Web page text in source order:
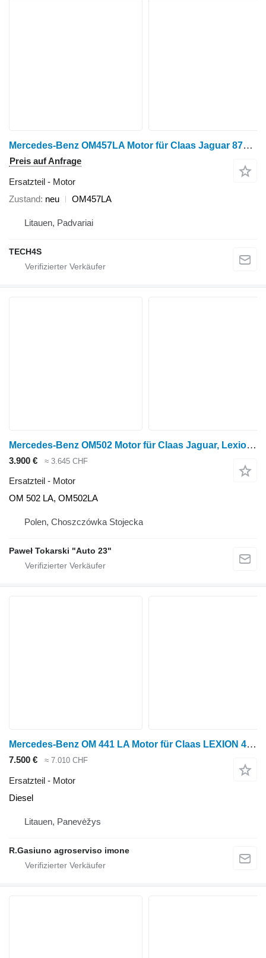
Mercedes-Benz OM457LA Motor für Claas Jaguar 870 Feldhäcksler
Preis auf Anfrage
Ersatzteil - Motor
Zustand neu OM457LA
Litauen, Padvariai
TECH4S
Mercedes-Benz OM502 Motor für Claas Jaguar, Lexion Mähdrescher
3.900 € ≈ 3.645 CHF
Ersatzteil - Motor
OM 502 LA, OM502LA
Polen, Choszczówka Stojecka
Paweł Tokarski "Auto 23"
Mercedes-Benz OM 441 LA Motor für Claas LEXION 480TT Getreideernter
7.500 € ≈ 7.010 CHF
Ersatzteil - Motor
Diesel
Litauen, Panevėžys
R.Gasiuno agroserviso imone